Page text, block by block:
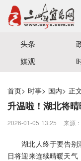
宜昌三峡融媒体中心
头条
媒观
首页> 时事> 国内> 正
升温啦！湖北将
2026-01-05 13:25 来源
湖北人终于要告别
日将迎来连续晴暖天